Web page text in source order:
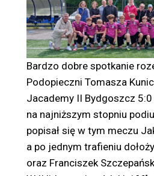
Bardzo dobre spotkanie
Podopieczni Tomasza
Jacademy II Bydgoszcz
na najniższym stopniu
popisał się w tym meczu
a po jednym trafieniu
oraz Franciszek